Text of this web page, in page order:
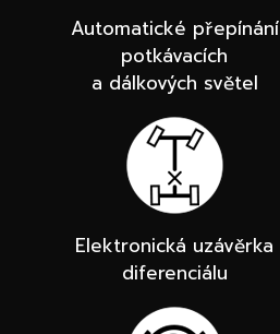
Automatické přepínání
potkávacích
a dálkových světel
Elektronická uzávěrka
diferenciálu